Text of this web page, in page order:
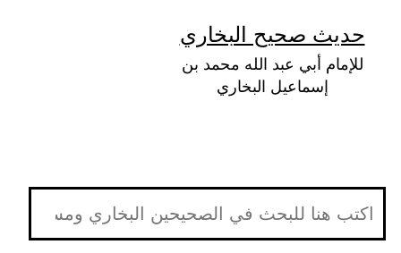
المحتوى
حديث صحيح البخاري
للإمام أبي عبد الله محمد بن
إسماعيل البخاري